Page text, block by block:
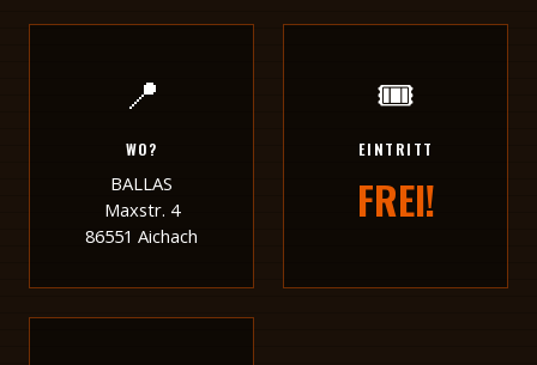
📍
WO?
BALLAS
Maxstr. 4
86551 Aichach
🎟️
EINTRITT
FREI!